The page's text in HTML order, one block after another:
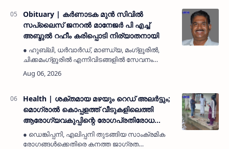
കാസർകോട…
Obituary | കർണാടക മുൻ സിവില്‍
സപ്ലൈസ് ജനറൽ മാനേജർ പി എച്ച്
അബ്ദുൽ റഹീം കരിപ്പൊടി നിര്യാതനായി
● ഹുബ്ലി, ധർവാർഡ്, മാണ്ഡ്യ, മംഗ്ളൂരിൽ,
ചിക്കമംഗ്ളൂരിൽ എന്നിവിടങ്ങളിൽ സേവനം
സുബ്ഹ് നമസ്കാരത്തിന് ശേഷം തായലങ്ങാടി
Health | ശക്തമായ മഴയും റെഡ് അലർട്ടും;
മൊഗ്രാൽ കൊപ്പളത്ത് വീടുകളിലെത്തി
ആരോഗ്യവകുപ്പിന്റെ രോഗപ്രതിരോധ
ബോധവത്കരണം
● ഡെങ്കിപ്പനി, എലിപ്പനി തുടങ്ങിയ സാംക്രമിക
രോഗങ്ങൾക്കെതിരെ കനത്ത ജാഗ്രത